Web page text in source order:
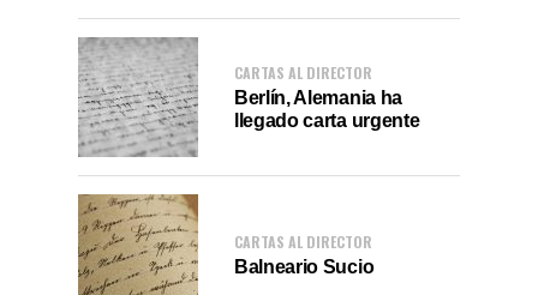
CARTAS AL DIRECTOR
Berlín, Alemania ha
llegado carta urgente
CARTAS AL DIRECTOR
Balneario Sucio